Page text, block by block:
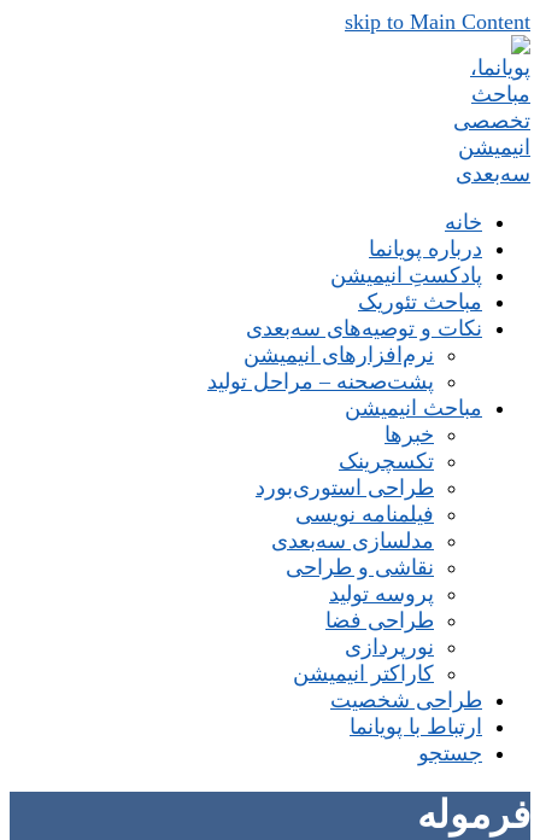
skip to Main Content
خانه
درباره پویانما
پادکستِ انیمیشن
مباحث تئوریک
نکات و توصیه‌های‌ سه‌بعدی
نرم‌افزارهای انیمیشن
پشت‌صحنه – مراحل تولید
مباحث انیمیشن
خبرها
تکسچرینک
طراحی استوری‌بورد
فیلمنامه نویسی
مدلسازی سه‌بعدی
نقاشی و طراحی
پروسه تولید
طراحی فضا
نورپردازی
کاراکتر انیمیشن
طراحی شخصیت
ارتباط با پویانما
جستجو
فرموله